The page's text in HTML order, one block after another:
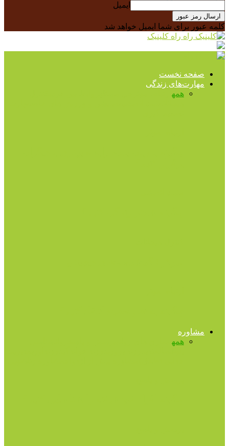
ایمیل
کلمه عبور برای شما ایمیل خواهد شد
راه کلینیک
صفحه نخست
مهارت‌های زندگی
همه
مشاوره
همه